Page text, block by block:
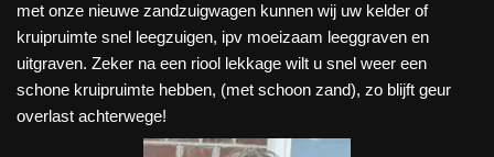
met onze nieuwe zandzuigwagen kunnen wij uw kelder of
kruipruimte snel leegzuigen, ipv moeizaam leeggraven en
uitgraven. Zeker na een riool lekkage wilt u snel weer een
schone kruipruimte hebben, (met schoon zand), zo blijft geur
overlast achterwege!